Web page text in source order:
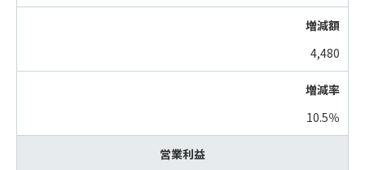
4,480
10.5％
営業利益